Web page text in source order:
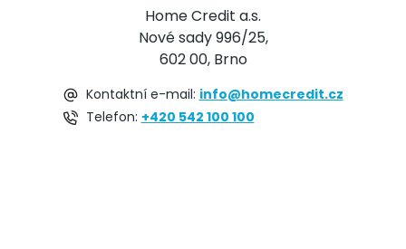
Home Credit a.s.
Nové sady 996/25,
602 00, Brno
Kontaktní e-mail: info@homecredit.cz
Telefon: +420 542 100 100